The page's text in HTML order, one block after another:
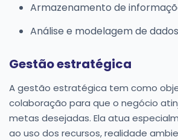
Armazenamento de
Análise e modelagem de
Gestão estratégica
A gestão estratégica tem como
colaboração para que o negócio
metas desejadas. Ela atua
ao uso dos recursos, realidade